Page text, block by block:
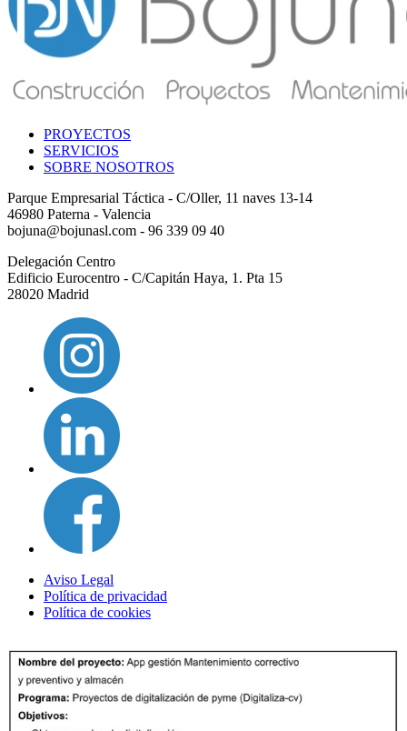
PROYECTOS
SERVICIOS
SOBRE NOSOTROS
Parque Empresarial Táctica - C/Oller, 11 naves 13-14
46980 Paterna - Valencia
bojuna@bojunasl.com - 96 339 09 40
Delegación Centro
Edificio Eurocentro - C/Capitán Haya, 1. Pta 15
28020 Madrid
Aviso Legal
Política de privacidad
Política de cookies